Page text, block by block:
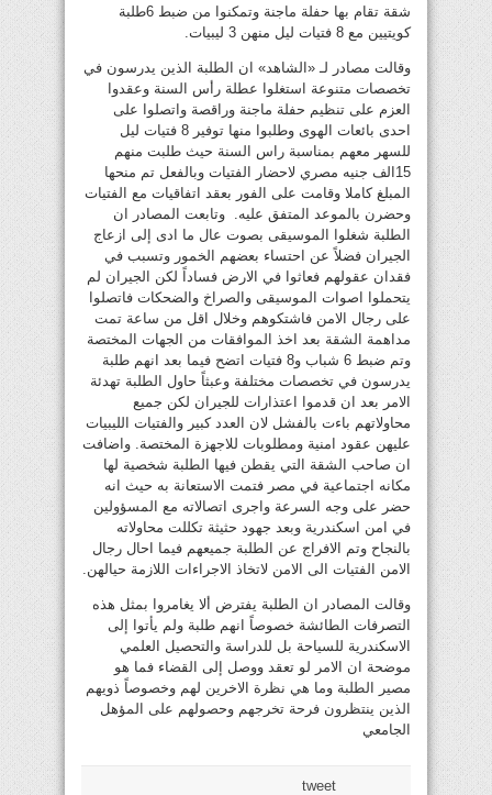
شقة تقام بها حفلة ماجنة وتمكنوا من ضبط 6طلبة
كويتيين مع 8 فتيات ليل منهن 3 ليبيات.
وقالت مصادر لـ «الشاهد» ان الطلبة الذين يدرسون في
تخصصات متنوعة استغلوا عطلة رأس السنة وعقدوا
العزم على تنظيم حفلة ماجنة وراقصة واتصلوا على
احدى بائعات الهوى وطلبوا منها توفير 8 فتيات ليل
للسهر معهم بمناسبة راس السنة حيث طلبت منهم
15الف جنيه مصري لاحضار الفتيات وبالفعل تم منحها
المبلغ كاملا وقامت على الفور بعقد اتفاقيات مع الفتيات
وحضرن بالموعد المتفق عليه. وتابعت المصادر ان
الطلبة شغلوا الموسيقى بصوت عال ما ادى إلى ازعاج
الجيران فضلاً عن احتساء بعضهم الخمور وتسبب في
فقدان عقولهم فعاثوا في الارض فساداً لكن الجيران لم
يتحملوا اصوات الموسيقى والصراخ والضحكات فاتصلوا
على رجال الامن فاشتكوهم وخلال اقل من ساعة تمت
مداهمة الشقة بعد اخذ الموافقات من الجهات المختصة
وتم ضبط 6 شباب و8 فتيات اتضح فيما بعد انهم طلبة
يدرسون في تخصصات مختلفة وعبثاً حاول الطلبة تهدئة
الامر بعد ان قدموا اعتذارات للجيران لكن جميع
محاولاتهم باءت بالفشل لان العدد كبير والفتيات الليبيات
عليهن عقود امنية ومطلوبات للاجهزة المختصة. واضافت
ان صاحب الشقة التي يقطن فيها الطلبة شخصية لها
مكانه اجتماعية في مصر فتمت الاستعانة به حيث انه
حضر على وجه السرعة واجرى اتصالاته مع المسؤولين
في امن اسكندرية وبعد جهود حثيثة تكللت محاولاته
بالنجاح وتم الافراج عن الطلبة جميعهم فيما احال رجال
الامن الفتيات الى الامن لاتخاذ الاجراءات اللازمة حيالهن.
وقالت المصادر ان الطلبة يفترض ألا يغامروا بمثل هذه
التصرفات الطائشة خصوصاً انهم طلبة ولم يأتوا إلى
الاسكندرية للسياحة بل للدراسة والتحصيل العلمي
موضحة ان الامر لو تعقد ووصل إلى القضاء فما هو
مصير الطلبة وما هي نظرة الاخرين لهم وخصوصاً ذويهم
الذين ينتظرون فرحة تخرجهم وحصولهم على المؤهل
الجامعي
tweet